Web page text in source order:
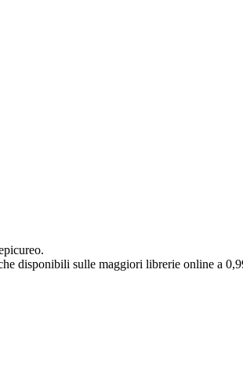
disponibili sulle maggiori librerie online a